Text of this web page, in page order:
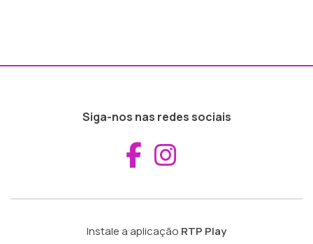
Siga-nos nas redes sociais
Aceder ao
Instale a aplicação RTP Play